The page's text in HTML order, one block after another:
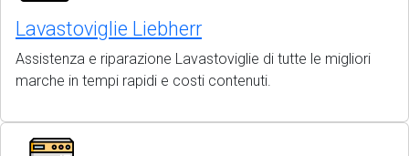
Lavastoviglie Liebherr
Assistenza e riparazione Lavastoviglie di tutte le migliori
marche in tempi rapidi e costi contenuti.